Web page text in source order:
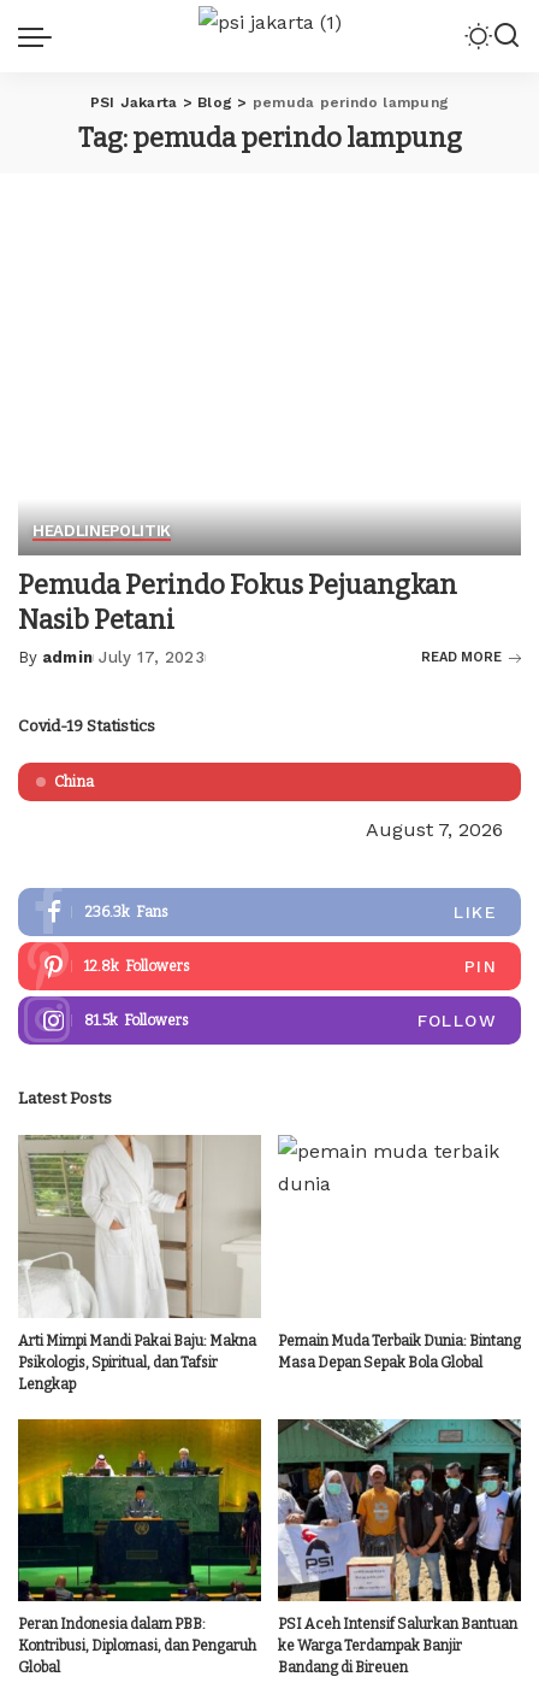
PSI Jakarta > Blog > pemuda perindo lampung
Tag:pemuda perindo lampung
HEADLINEPOLITIK
Pemuda Perindo Fokus Pejuangkan
Nasib Petani
Posted
By admin July 17, 2023 READ MORE
Covid-19 Statistics
China
August 7, 2026
236.3k Fans LIKE
12.8k Followers PIN
81.5k Followers FOLLOW
Latest Posts
Arti Mimpi Mandi Pakai Baju: Makna
Psikologis, Spiritual, dan Tafsir
Lengkap
Pemain Muda Terbaik Dunia: Bintang
Masa Depan Sepak Bola Global
Peran Indonesia dalam PBB:
Kontribusi, Diplomasi, dan Pengaruh
Global
PSI Aceh Intensif Salurkan Bantuan
ke Warga Terdampak Banjir
Bandang di Bireuen